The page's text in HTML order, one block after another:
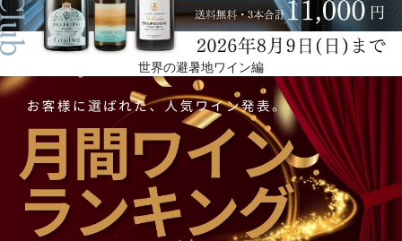
世界の避暑地ワイン編